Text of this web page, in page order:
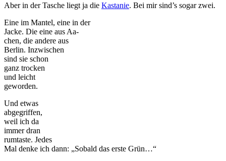
Aber in der Tasche liegt ja die Kastanie. Bei mir sind’s sogar zwei.
Eine im Mantel, eine in der
Jacke. Die eine aus Aa-
chen, die andere aus
Berlin. Inzwischen
sind sie schon
ganz trocken
und leicht
geworden.
Und etwas
abgegriffen,
weil ich da
immer dran
rumtaste. Jedes
Mal denke ich dann: „Sobald das erste Grün…“